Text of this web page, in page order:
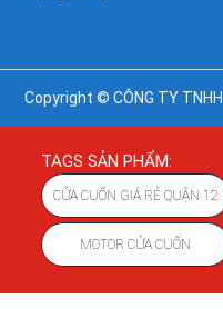
Copyright © CÔNG TY
TAGS SẢN PHẨM:
CỬA CUỐN GIÁ RẺ QUẬN 12
MOTOR CỬA CUỐN